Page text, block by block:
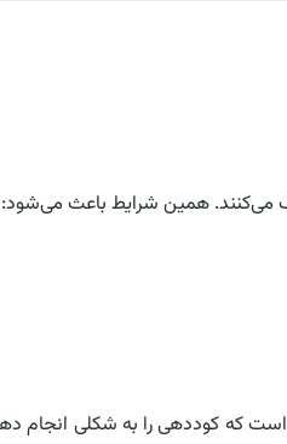
می‌کنند. همین شرایط باعث می‌شود:
که کوددهی را به شکلی انجام